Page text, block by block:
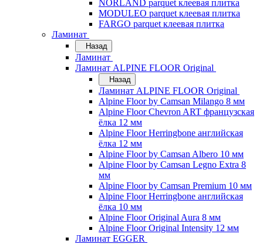
NORLAND parquet клеевая плитка
MODULEO parquet клеевая плитка
FARGO parquet клеевая плитка
Ламинат
Назад
Ламинат
Ламинат ALPINE FLOOR Original
Назад
Ламинат ALPINE FLOOR Original
Alpine Floor by Camsan Milango 8 мм
Alpine Floor Chevron ART французская
ёлка 12 мм
Alpine Floor Herringbone английская
ёлка 12 мм
Alpine Floor by Camsan Albero 10 мм
Alpine Floor by Camsan Legno Extra 8
мм
Alpine Floor by Camsan Premium 10 мм
Alpine Floor Herringbone английская
ёлка 10 мм
Alpine Floor Original Aura 8 мм
Alpine Floor Original Intensity 12 мм
Ламинат EGGER